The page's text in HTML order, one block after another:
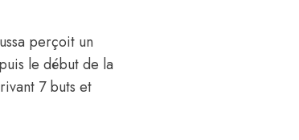
perçoit un
le début de la
7 buts et